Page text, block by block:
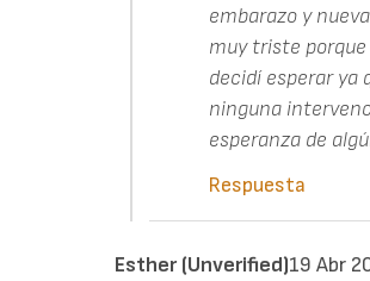
embarazo y
muy triste
decidí esperar ya
ninguna
esperanza de
Respuesta
Esther (unverified)19 Abr